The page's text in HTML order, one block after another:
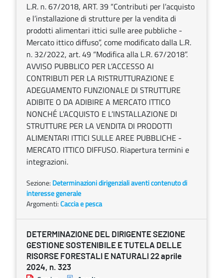
L.R. n. 67/2018, ART. 39 “Contributi per l’acquisto
e l’installazione di strutture per la vendita di
prodotti alimentari ittici sulle aree pubbliche -
Mercato ittico diffuso”, come modificato dalla L.R.
n. 32/2022, art. 49 “Modifica alla L.R. 67/2018”.
AVVISO PUBBLICO PER L’ACCESSO AI
CONTRIBUTI PER LA RISTRUTTURAZIONE E
ADEGUAMENTO FUNZIONALE DI STRUTTURE
ADIBITE O DA ADIBIRE A MERCATO ITTICO
NONCHÉ L’ACQUISTO E L’INSTALLAZIONE DI
STRUTTURE PER LA VENDITA DI PRODOTTI
ALIMENTARI ITTICI SULLE AREE PUBBLICHE -
MERCATO ITTICO DIFFUSO. Riapertura termini e
integrazioni.
Sezione: Determinazioni dirigenziali aventi contenuto di
interesse generale
Argomenti:Caccia e pesca
DETERMINAZIONE DEL DIRIGENTE SEZIONE
GESTIONE SOSTENIBILE E TUTELA DELLE
RISORSE FORESTALI E NATURALI 22 aprile
2024, n. 323